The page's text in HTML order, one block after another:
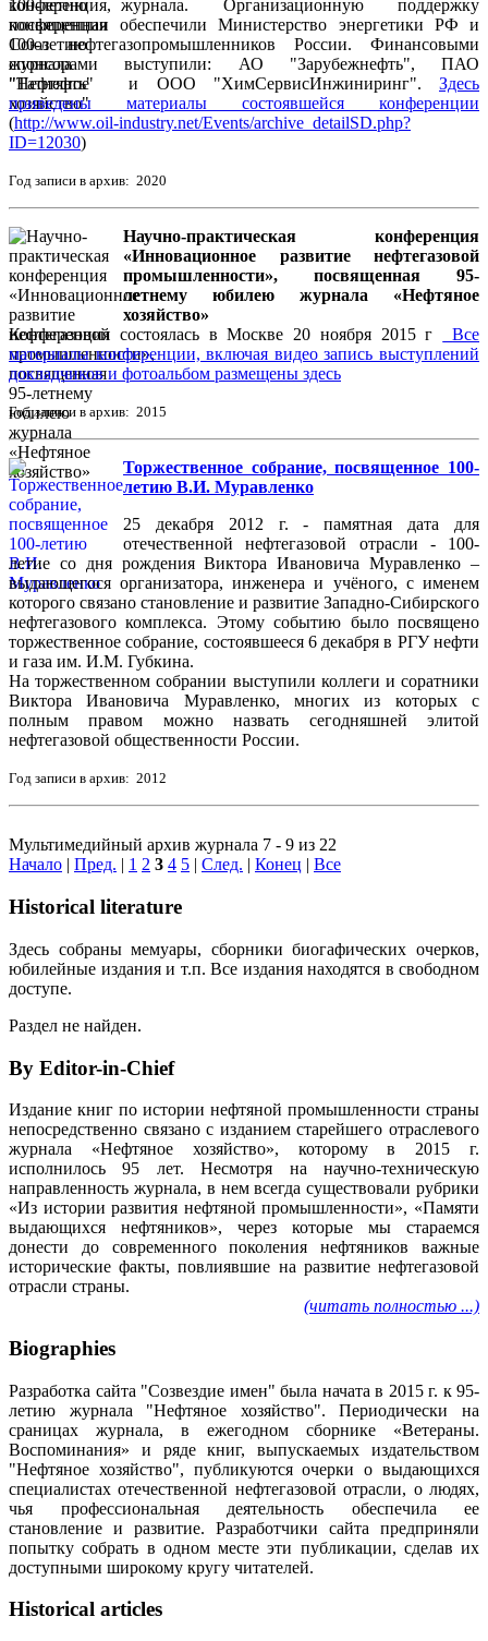
100-летию журнала. Организационную поддержку
конференции обеспечили Министерство энергетики РФ и
Союз нефтегазопромышленников России. Финансовыми
спонсорами выступили: АО "Зарубежнефть", ПАО
"Татнефть" и ООО "ХимСервисИнжиниринг". Здесь
приведены материалы состоявшейся конференции
(http://www.oil-industry.net/Events/archive_detailSD.php?
ID=12030)
Год записи в архив: 2020
Научно-практическая конференция
«Инновационное развитие нефтегазовой
промышленности», посвященная 95-
летнему юбилею журнала «Нефтяное
хозяйство»
Конференция состоялась в Москве 20 ноября 2015 г
Все
материалы конференции, включая видео запись выступлений
докладчиков и фотоальбом размещены здесь
Год записи в архив: 2015
Торжественное собрание, посвященное 100-
летию В.И. Муравленко
25 декабря 2012 г. - памятная дата для
отечественной нефтегазовой отрасли - 100-
летие со дня рождения Виктора Ивановича Муравленко –
выдающегося организатора, инженера и учёного, с именем
которого связано становление и развитие Западно-Сибирского
нефтегазового комплекса. Этому событию было посвящено
торжественное собрание, состоявшееся 6 декабря в РГУ нефти
и газа им. И.М. Губкина.
На торжественном собрании выступили коллеги и соратники
Виктора Ивановича Муравленко, многих из которых с
полным правом можно назвать сегодняшней элитой
нефтегазовой общественности России.
Год записи в архив: 2012
Мультимедийный архив журнала 7 - 9 из 22
Начало | Пред. | 1 2 3 4 5 | След. | Конец | Все
Historical literature
Здесь собраны мемуары, сборники биогафических очерков,
юбилейные издания и т.п. Все издания находятся в свободном
доступе.
Раздел не найден.
By Editor-in-Chief
Издание книг по истории нефтяной промышленности страны
непосредственно связано с изданием старейшего отраслевого
журнала «Нефтяное хозяйство», которому в 2015 г.
исполнилось 95 лет. Несмотря на научно-техническую
направленность журнала, в нем всегда существовали рубрики
«Из истории развития нефтяной промышленности», «Памяти
выдающихся нефтяников», через которые мы стараемся
донести до современного поколения нефтяников важные
исторические факты, повлиявшие на развитие нефтегазовой
отрасли страны.
(читать полностью ...)
Biographies
Разработка сайта "Созвездие имен" была начата в 2015 г. к 95-
летию журнала "Нефтяное хозяйство". Периодически на
сраницах журнала, в ежегодном сборнике «Ветераны.
Воспоминания» и ряде книг, выпускаемых издательством
"Нефтяное хозяйство", публикуются очерки о выдающихся
специалистах отечественной нефтегазовой отрасли, о людях,
чья профессиональная деятельность обеспечила ее
становление и развитие. Разработчики сайта предприняли
попытку собрать в одном месте эти публикации, сделав их
доступными широкому кругу читателей.
Historical articles